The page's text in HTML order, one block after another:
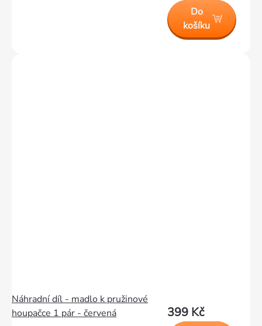
Do
košíku
Náhradní díl - madlo k pružinové
houpačce 1 pár - červená
399 Kč